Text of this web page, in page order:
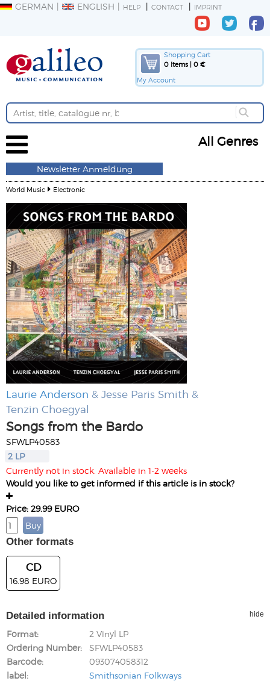
GERMAN ENGLISH HELP CONTACT IMPRINT
Shopping Cart
0 Items | 0 €
My Account
All Genres
Newsletter Anmeldung
World Music Electronic
Laurie Anderson & Jesse Paris Smith &
Tenzin Choegyal
Songs from the Bardo
SFWLP40583
2 LP
Currently not in stock. Available in 1-2 weeks
Would you like to get informed if this article is in stock?
Price: 29.99 EURO
Other formats
CD
16.98 EURO
Detailed information hide
Format
2 Vinyl LP
Ordering Number
SFWLP40583
Barcode
093074058312
label
Smithsonian Folkways